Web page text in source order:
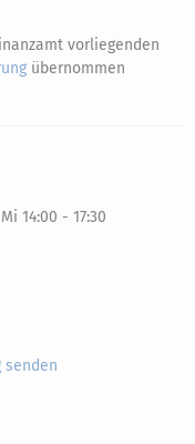
vorliegenden
übernommen
14:00 - 17:30
senden